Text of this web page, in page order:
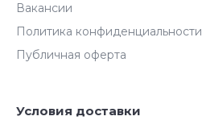
Вакансии
Политика конфиденциальности
Публичная оферта
Условия доставки